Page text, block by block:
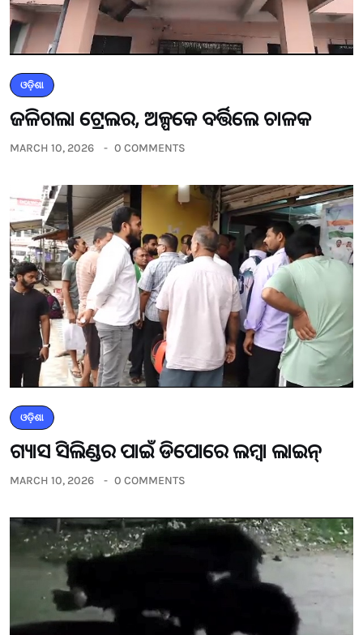
ଓଡ଼ିଶା
ଜଳିଗଲା ଟ୍ରେଲର, ଅଳ୍ପକେ ବର୍ତ୍ତିଲେ ଚାଳକ
MARCH 10, 2026 0 COMMENTS
ଓଡ଼ିଶା
ଗ୍ୟାସ ସିଲିଣ୍ଡର ପାଇଁ ଡିପୋରେ ଲମ୍ବା ଲାଇନ୍
MARCH 10, 2026 0 COMMENTS